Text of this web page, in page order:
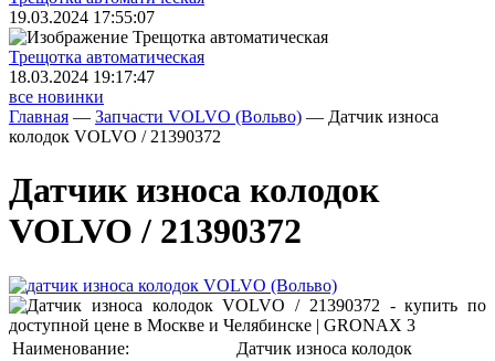
19.03.2024 17:55:07
Трещoтка автоматическая
18.03.2024 19:17:47
все новинки
Главная — Запчасти VOLVO (Вольво) — Датчик износа
колодок VOLVO / 21390372
Датчик износа колодок
VOLVO / 21390372
Наименование:
Датчик износа колодок